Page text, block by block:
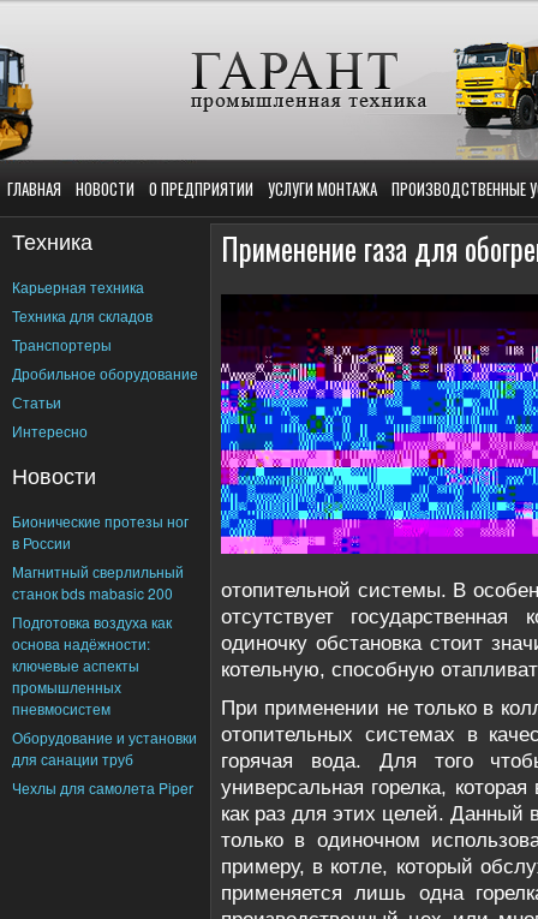
ГЛАВНАЯ НОВОСТИ О ПРЕДПРИЯТИИ УСЛУГИ МОНТАЖА ПРОИЗВОДСТВЕННЫЕ
Техника
Карьерная техника
Техника для складов
Транспортеры
Дробильное оборудование
Статьи
Интересно
Новости
Бионические протезы ног
в России
Магнитный сверлильный
станок bds mabasic 200
Подготовка воздуха как
основа надёжности:
ключевые аспекты
промышленных
пневмосистем
Оборудование и установки
для санации труб
Чехлы для самолета Piper
Применение газа для
отопительной системы. В
отсутствует
одиночку обстановка стоит
котельную, способную
При применении не только в
отопительных системах в
горячая вода. Для того
универсальная горелка,
как раз для этих целей. Данный
только в одиночном
примеру, в котле, который
применяется лишь одна